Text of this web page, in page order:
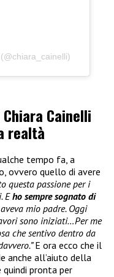
Cainelli
realtà
tempo fa, a
ovvero quello di avere
questa passione per i
Eho sempre sognato di
mio padre. Oggi
sono iniziati…Per me
che sentivo dentro da
E ora ecco che il
anche all’aiuto della
quindi pronta per